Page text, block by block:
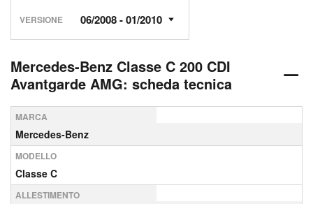
VERSIONE
Mercedes-Benz Classe C 200 CDI
Avantgarde AMG: scheda tecnica
MARCA
Mercedes-Benz
MODELLO
Classe C
ALLESTIMENTO